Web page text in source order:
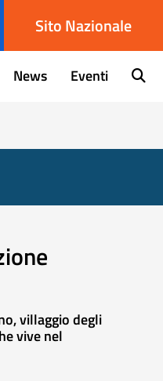
Sito Nazionale
News Eventi
villaggio degli
vive nel